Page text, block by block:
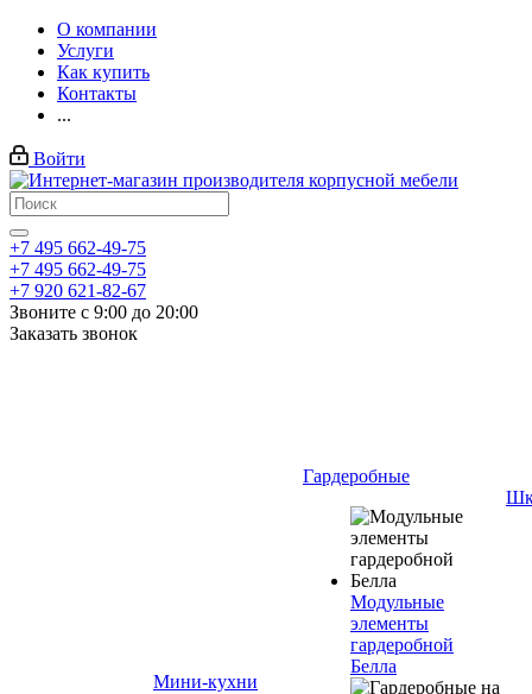
О компании
Услуги
Как купить
Контакты
...
Войти
+7 495 662-49-75
+7 495 662-49-75
+7 920 621-82-67
Звоните с 9:00 до 20:00
Заказать звонок
Мини-кухни
Гардеробные
Модульные
элементы
гардеробной
Белла